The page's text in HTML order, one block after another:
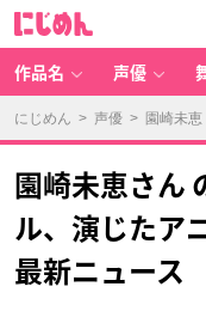
作品名 声優
にじめん > 声優 > 園崎未恵
園崎未恵さん
ル、演じたア
最新ニュース